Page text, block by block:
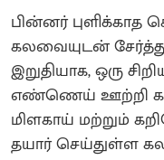
பின்னர் புளிக்காத
கலவையுடன்
இறுதியாக, ஒரு
எண்ணெய் ஊற்றி
மிளகாய் மற்றும்
தயார் செய்துள்ள